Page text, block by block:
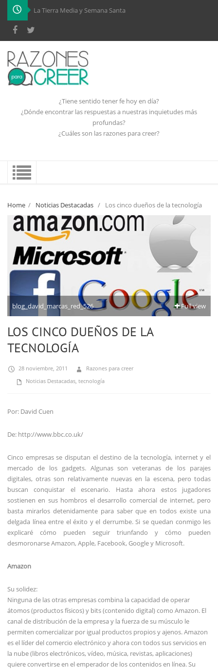
-
¿Tiene sentido tener fe hoy en día?
¿Dónde encontrar las respuestas a nuestras inquietudes más
profundas?
¿Cuáles son las razones para creer?
Home / Noticias Destacadas / Los cinco dueños de la tecnología
blog_david_marcas_red_526 Full view
LOS CINCO DUEÑOS DE LA
TECNOLOGÍA
28 noviembre, 2011
Razones para creer
Noticias Destacadas tecnología
Por: David Cuen
De: http://www.bbc.co.uk/
Cinco empresas se disputan el destino de la tecnología, internet y el
mercado de los gadgets. Algunas son veteranas de los parajes
digitales, otras son relativamente nuevas en la escena, pero todas
buscan conquistar el escenario. Hasta ahora estos jugadores
sostienen en sus hombros el desarrollo comercial de internet, pero
basta mirarlos detenidamente para saber que en todos existe una
delgada línea entre el éxito y el derrumbe. Si se quedan conmigo les
explicaré cómo pueden seguir triunfando y cómo pueden
desmoronarse Amazon, Apple, Facebook, Google y Microsoft.
Amazon
Su solidez:
Ninguna de las otras empresas combina la capacidad de operar
átomos (productos físicos) y bits (contenido digital) como Amazon. El
canal de distribución de la empresa y la fuerza de su músculo le
permiten comercializar por igual productos propios y ajenos. Amazon
es el líder del comercio electrónico y ahora con todos sus servicios en
la nube (libros electrónicos, vídeo, música, revistas, aplicaciones)
quiere convertirse en el emperador de los contenidos en línea. Su